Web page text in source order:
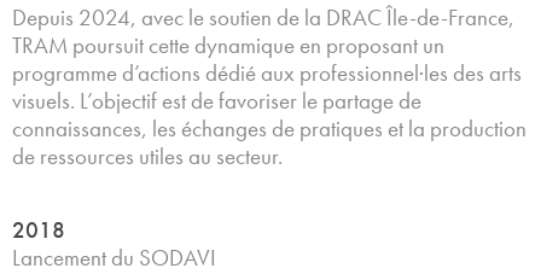
Depuis 2024, avec le soutien de la DRAC Île-de-France,
TRAM poursuit cette dynamique en proposant un
programme d’actions dédié aux professionnel·les des arts
visuels. L’objectif est de favoriser le partage de
connaissances, les échanges de pratiques et la production
de ressources utiles au secteur.
2018
Lancement du SODAVI